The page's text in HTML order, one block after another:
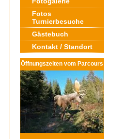
Fotos
Turnierbesuche
Gästebuch
Kontakt / Standort
Öffnungszeiten vom Parcours